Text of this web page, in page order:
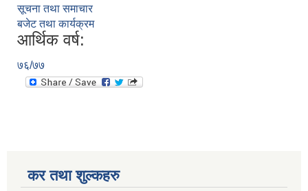
सूचना तथा समाचार
बजेट तथा कार्यक्रम
आर्थिक वर्ष:
७६/७७
कर तथा शुल्कहरु